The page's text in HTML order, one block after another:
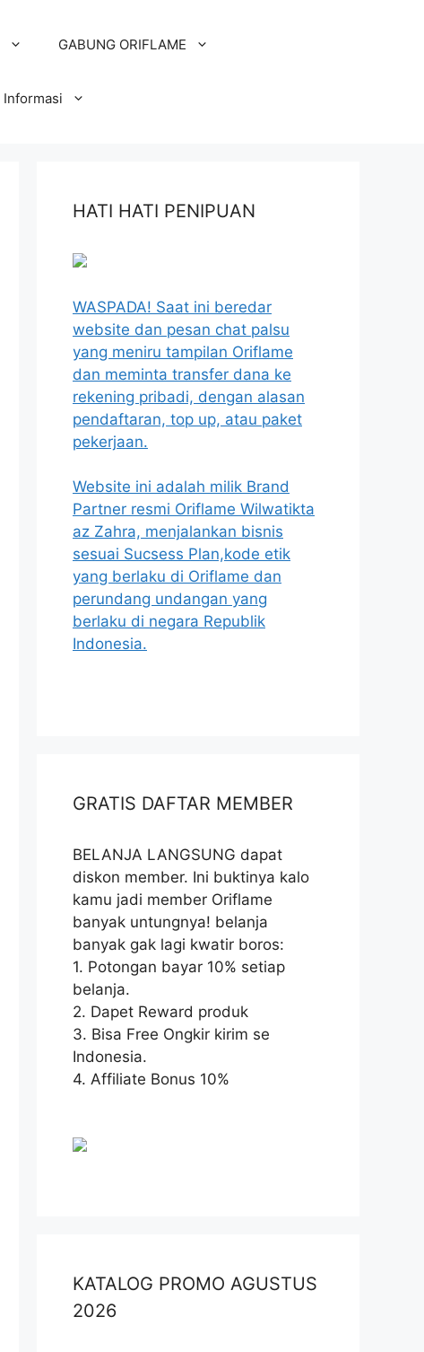
GABUNG ORIFLAME
Informasi
HATI HATI PENIPUAN
WASPADA! Saat ini beredar
website dan pesan chat palsu
yang meniru tampilan Oriflame
dan meminta transfer dana ke
rekening pribadi, dengan alasan
pendaftaran, top up, atau paket
pekerjaan.
Website ini adalah milik Brand
Partner resmi Oriflame Wilwatikta
az Zahra, menjalankan bisnis
sesuai Sucsess Plan,kode etik
yang berlaku di Oriflame dan
perundang undangan yang
berlaku di negara Republik
Indonesia.
GRATIS DAFTAR MEMBER
BELANJA LANGSUNG dapat
diskon member. Ini buktinya kalo
kamu jadi member Oriflame
banyak untungnya! belanja
banyak gak lagi kwatir boros:
1. Potongan bayar 10% setiap
belanja.
2. Dapet Reward produk
3. Bisa Free Ongkir kirim se
Indonesia.
4. Affiliate Bonus 10%
KATALOG PROMO AGUSTUS
2026